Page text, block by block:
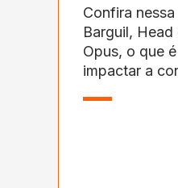
Confira
Barguil,
Opus, o que
impactar a